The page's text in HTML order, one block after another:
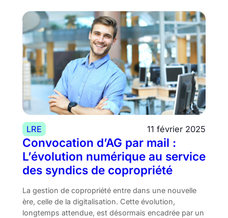
LRE 11 février 2025
Convocation d’AG par mail :
L’évolution numérique au service
des syndics de copropriété
La gestion de copropriété entre dans une nouvelle
ère, celle de la digitalisation. Cette évolution,
longtemps attendue, est désormais encadrée par un